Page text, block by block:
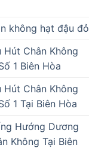
không hạt đậu đỏ
Hút Chân Không
1 Biên Hòa
Hút Chân Không
1 Tại Biên Hòa
Hướng Dương
Không Tại Biên